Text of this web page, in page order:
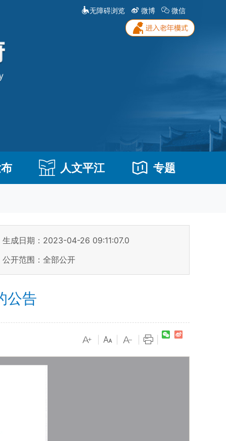
无障碍浏览 微博 微信
人文平江 专题
生成日期：2023-04-26 09:11:07.0
公开范围：全部公开
公告